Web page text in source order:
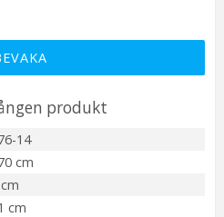
produkt
14
cm
cm